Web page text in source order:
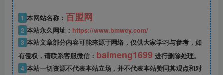
1 本网站名称： 百盟网
2 本站永久网址： https://www.bmwcy.com/
3 本站文章部分内容可能来源于网络，仅供大家学习与参考，如
有侵权，请联系客服微信： baimeng1699 进行删除处理。
4 本站一切资源不代表本站立场，并不代表本站赞同其观点和对